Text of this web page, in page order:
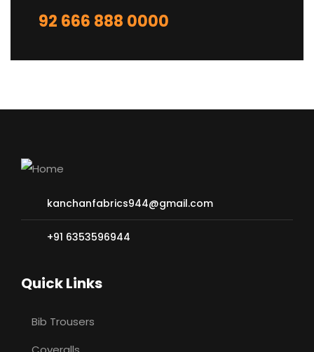
92 666 888 0000
kanchanfabrics944@gmail.com
+91 6353596944
Quick Links
Bib Trousers